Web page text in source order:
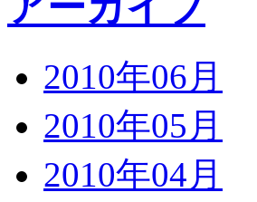
2010年06月
2010年05月
2010年04月